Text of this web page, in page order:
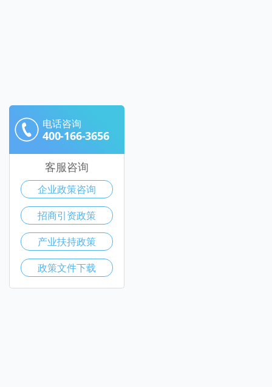
电话咨询
400-166-3656
客服咨询
企业政策咨询
招商引资政策
产业扶持政策
政策文件下载